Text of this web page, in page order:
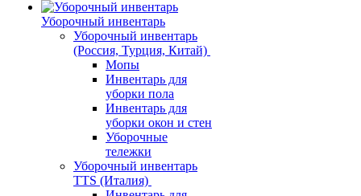
Уборочный инвентарь
Уборочный инвентарь
(Россия, Турция, Китай)
Мопы
Инвентарь для
уборки пола
Инвентарь для
уборки окон и стен
Уборочные
тележки
Уборочный инвентарь
TTS (Италия)